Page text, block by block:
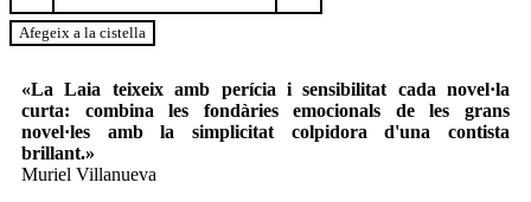
La
taca
Afegeix a la cistella
«La Laia teixeix amb perícia i sensibilitat cada novel·la
curta: combina les fondàries emocionals de les grans
novel·les amb la simplicitat colpidora d'una contista
brillant.»
Muriel Villanueva